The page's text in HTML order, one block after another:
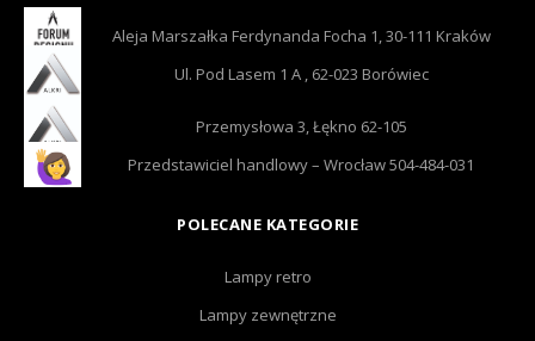
Aleja Marszałka Ferdynanda Focha 1, 30-111 Kraków
Ul. Pod Lasem 1 A , 62-023 Borówiec
Przemysłowa 3, Łękno 62-105
Przedstawiciel handlowy – Wrocław 504-484-031
POLECANE KATEGORIE
Lampy retro
Lampy zewnętrzne